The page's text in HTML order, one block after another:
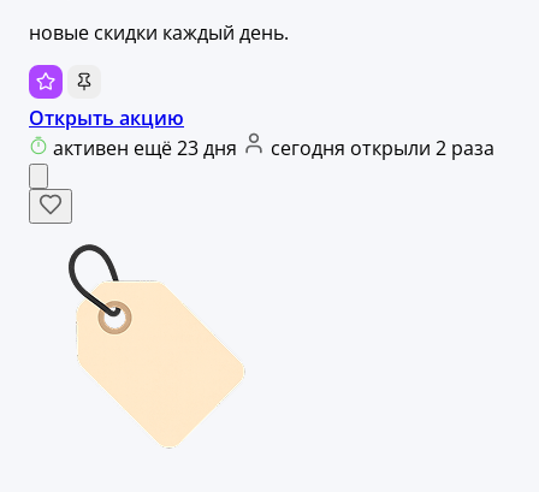
новые скидки каждый день.
Открыть акцию
активен ещё 23 дня
сегодня открыли 2 раза